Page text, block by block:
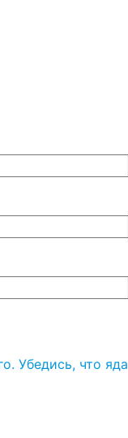
Убедись, что яда